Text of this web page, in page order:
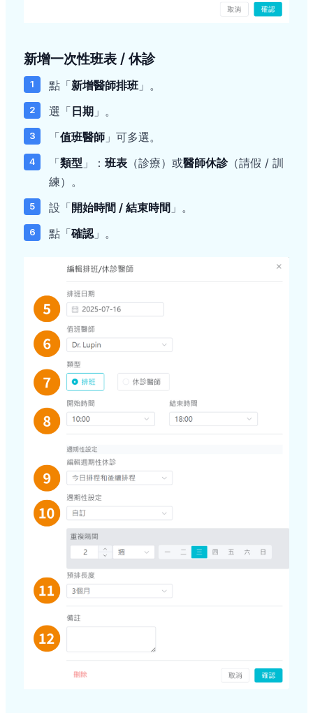
新增一次性班表 / 休診
點「新增醫師排班 」。
選「日期 」。
「值班醫師 」可多選。
「類型 」： 班表 （診療）或醫師休診（請假 / 訓
練）。
設「開始時間 / 結束時間 」。
點「確認 」。